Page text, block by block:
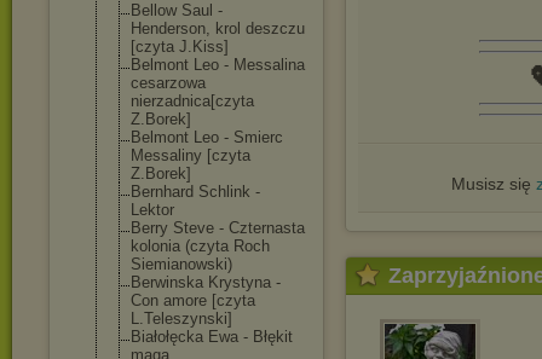
Bellow Saul -
Henderson, krol deszczu
[czyta J.Kiss]
Belmont Leo - Messalina
cesarzowa
nierzadnica[czyta
Z.Borek]
Belmont Leo - Smierc
Messaliny [czyta
Z.Borek]
Bernhard Schlink -
Lektor
Berry Steve - Czternasta
kolonia (czyta Roch
Siemianowski)
Berwinska Krystyna -
Con amore [czyta
L.Teleszynski]
Białołęcka Ewa - Błękit
maga
Musisz się